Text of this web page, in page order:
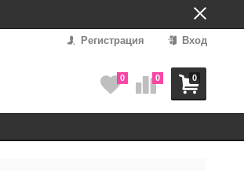
Регистрация Вход
0
0 0